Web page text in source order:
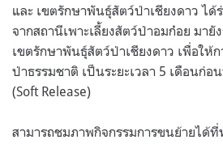
และ เขตรักษาพันธุ์สัตว์ป่าเชียงดาว ได้
จากสถานีเพาะเลี้ยงสัตว์ป่าอมก๋อย มา
เขตรักษาพันธุ์สัตว์ป่าเชียงดาว เพื่อให้
ป่าธรรมชาติ เป็นระยะเวลา 5 เดือนก่
(Soft Release)
สามารถชมภาพกิจกรรมการขนย้ายได้